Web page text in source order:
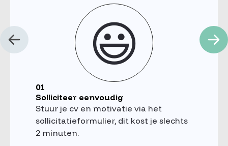
😃
01
Solliciteer eenvoudig
Stuur je cv en motivatie via het
sollicitatieformulier, dit kost je slechts
2 minuten.